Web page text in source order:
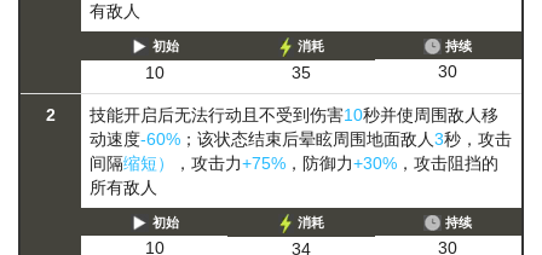
有敌人
初始
10
消耗
35
持续
30
2 技能开启后无法行动且不受到伤害10秒并使周围敌人移
动速度-60% ；该状态结束后晕眩周围地面敌人3秒，攻击
间隔缩短） ，攻击力+75% ，防御力+30% ，攻击阻挡的
所有敌人
初始
10
消耗
34
持续
30